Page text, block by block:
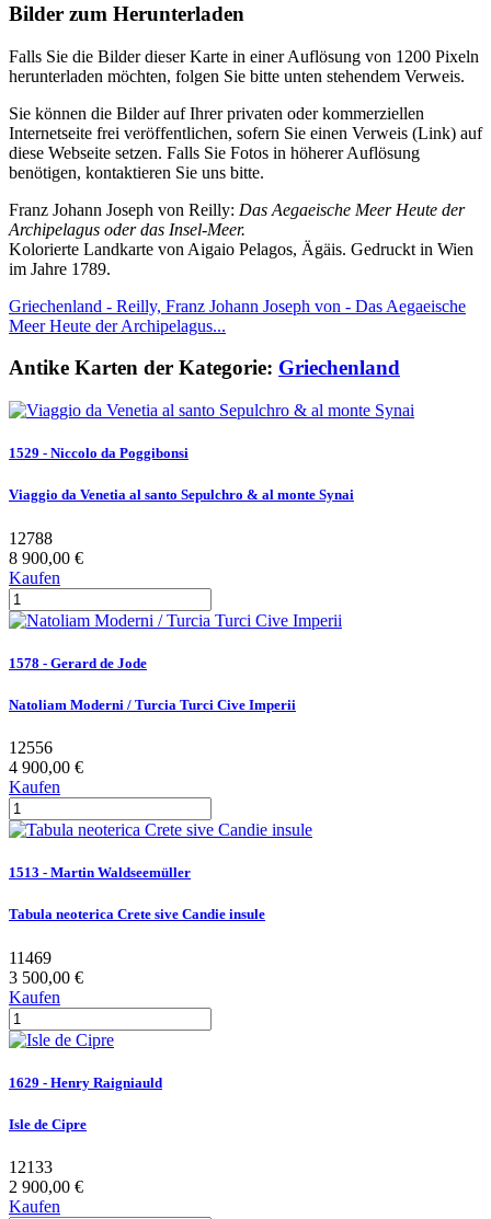
Bilder zum Herunterladen
Falls Sie die Bilder dieser Karte in einer Auflösung von 1200 Pixeln
herunterladen möchten, folgen Sie bitte unten stehendem Verweis.
Sie können die Bilder auf Ihrer privaten oder kommerziellen
Internetseite frei veröffentlichen, sofern Sie einen Verweis (Link) auf
diese Webseite setzen. Falls Sie Fotos in höherer Auflösung
benötigen, kontaktieren Sie uns bitte.
Franz Johann Joseph von Reilly: Das Aegaeische Meer Heute der
Archipelagus oder das Insel-Meer.
Kolorierte Landkarte von Aigaio Pelagos, Ägäis. Gedruckt in Wien
im Jahre 1789.
Griechenland - Reilly, Franz Johann Joseph von - Das Aegaeische
Meer Heute der Archipelagus...
Antike Karten der Kategorie: Griechenland
1529 - Niccolo da Poggibonsi
Viaggio da Venetia al santo Sepulchro & al monte Synai
12788
8 900,00 €
Kaufen
1578 - Gerard de Jode
Natoliam Moderni / Turcia Turci Cive Imperii
12556
4 900,00 €
Kaufen
1513 - Martin Waldseemüller
Tabula neoterica Crete sive Candie insule
11469
3 500,00 €
Kaufen
1629 - Henry Raigniauld
Isle de Cipre
12133
2 900,00 €
Kaufen